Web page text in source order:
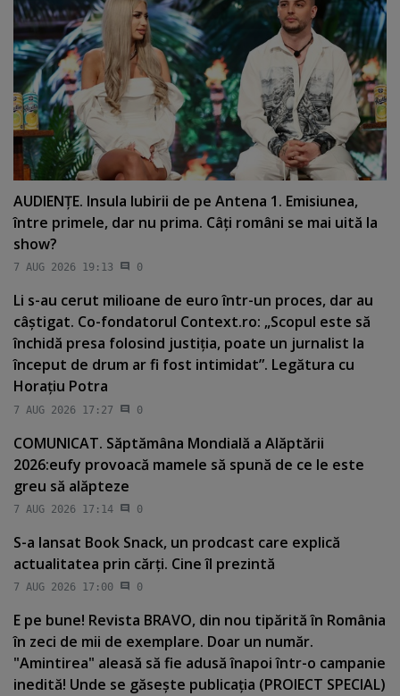
AUDIENŢE. Insula Iubirii de pe Antena 1. Emisiunea,
între primele, dar nu prima. Câţi români se mai uită la
show?
7 AUG 2026 19:13 0
Li s-au cerut milioane de euro într-un proces, dar au
câştigat. Co-fondatorul Context.ro: „Scopul este să
închidă presa folosind justiţia, poate un jurnalist la
început de drum ar fi fost intimidat”. Legătura cu
Horaţiu Potra
7 AUG 2026 17:27 0
COMUNICAT. Săptămâna Mondială a Alăptării
2026:eufy provoacă mamele să spună de ce le este
greu să alăpteze
7 AUG 2026 17:14 0
S-a lansat Book Snack, un prodcast care explică
actualitatea prin cărţi. Cine îl prezintă
7 AUG 2026 17:00 0
E pe bune! Revista BRAVO, din nou tipărită în România
în zeci de mii de exemplare. Doar un număr.
"Amintirea" aleasă să fie adusă înapoi într-o campanie
inedită! Unde se găseşte publicaţia (PROIECT SPECIAL)